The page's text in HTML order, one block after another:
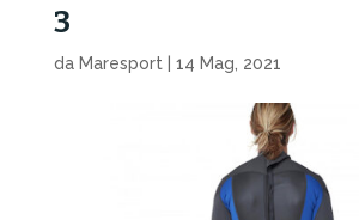
3
da Maresport 14 Mag, 2021